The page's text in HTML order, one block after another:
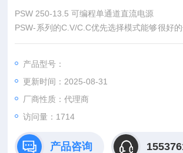
PSW 250-13.5 可编程单通道直流电源
PSW-系列的C.V/C.C优先选择模式能够很好的
出开启时，传统电源通常处于C.V模式，这
例，使用传统电源就难以完成测量工作。C.V
电源，打开输出，当电压超过LED正向电压时
超过预设限流值。
产品型号：
更新时间：2025-08-31
厂商性质：代理商
访问量：1714
产品咨询